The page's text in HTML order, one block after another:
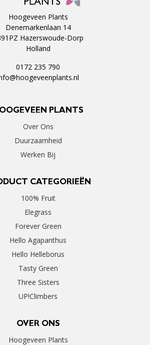
Hoogeveen Plants
Denemarkenlaan 14
Hazerswoude-Dorp
Holland
0172 235 790
PLANTS
Over Ons
Duurzaamheid
Werken Bij
CATEGORIEËN
100% Fruit
Elegrass
Forever Green
Hello Agapanthus
Hello Helleborus
Tasty Green
Three Sisters
UP!Climbers
OVER ONS
Hoogeveen Plants